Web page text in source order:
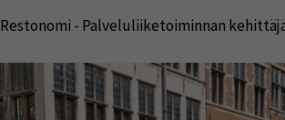
Restonomi - Palveluliiketoiminnan